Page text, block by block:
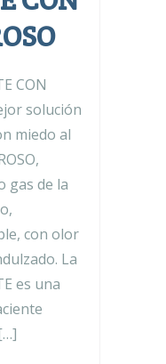
CON
solución
miedo al
gas de la
con olor
La
es una